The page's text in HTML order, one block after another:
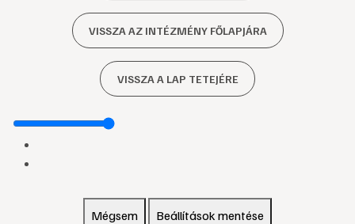
VISSZA AZ INTÉZMÉNY FŐLAPJÁRA
VISSZA A LAP TETEJÉRE
Mégsem Beállítások mentése